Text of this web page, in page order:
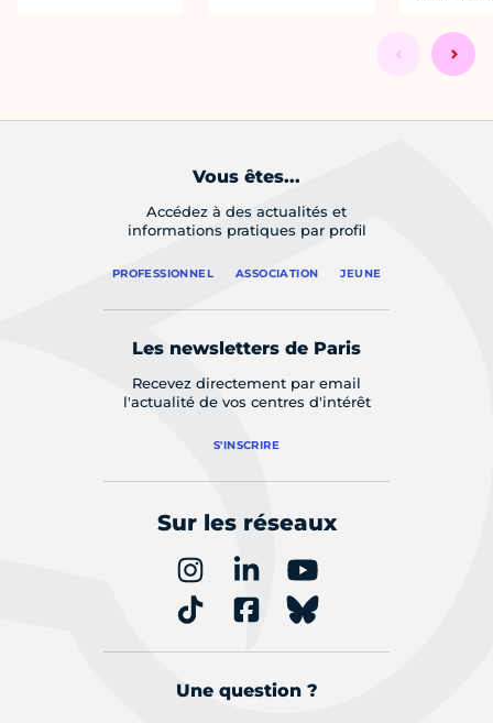
Vous êtes...
Accédez à des actualités et
informations pratiques par profil
PROFESSIONNEL ASSOCIATION JEUNE
Les newsletters de Paris
Recevez directement par email
l'actualité de vos centres d'intérêt
S'INSCRIRE
Sur les réseaux
Une question ?